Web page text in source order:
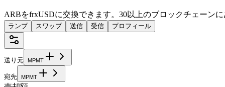
ARBをfrxUSDに交換できます。30以上のブロックチェーン
ランプ スワップ 送信 受信 プロフィール
送り元 MPMT
宛先 MPMT